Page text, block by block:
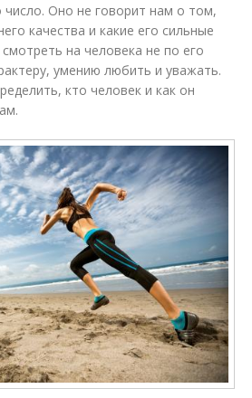
число. Оно не говорит нам о том,
качества и какие его сильные
на человека не по его
умению любить и уважать.
кто человек и как он